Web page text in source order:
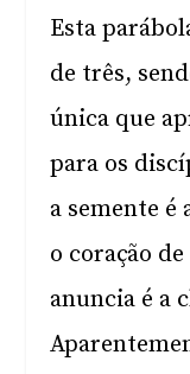
Esta
de três,
única que
para os
a semente é
o coração
anuncia é a